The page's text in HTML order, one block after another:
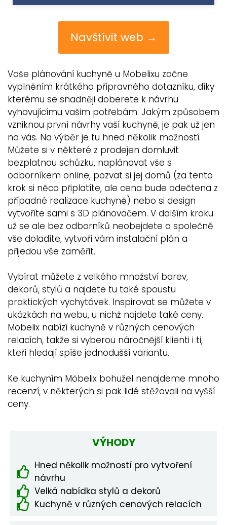
Navštívit web →
Vaše plánování kuchyně u Möbelixu začne
vyplněním krátkého přípravného dotazníku, díky
kterému se snadněji doberete k návrhu
vyhovujícímu vašim potřebám. Jakým způsobem
vzniknou první návrhy vaší kuchyně, je pak už jen
na vás. Na výběr je tu hned několik možností.
Můžete si v některé z prodejen domluvit
bezplatnou schůzku, naplánovat vše s
odborníkem online, pozvat si jej domů (za tento
krok si něco připlatíte, ale cena bude odečtena z
případné realizace kuchyně) nebo si design
vytvoříte sami s 3D plánovačem. V dalším kroku
už se ale bez odborníků neobejdete a společně
vše doladíte, vytvoří vám instalační plán a
přijedou vše zaměřit.
Vybírat můžete z velkého množství barev,
dekorů, stylů a najdete tu také spoustu
praktických vychytávek. Inspirovat se můžete v
ukázkách na webu, u nichž najdete také ceny.
Möbelix nabízí kuchyně v různých cenových
relacích, takže si vyberou náročnější klienti i ti,
kteří hledají spíše jednodušší variantu.
Ke kuchyním Möbelix bohužel nenajdeme mnoho
recenzí, v některých si pak lidé stěžovali na vyšší
ceny.
VÝHODY
Hned několik možností pro vytvoření
návrhu
Velká nabídka stylů a dekorů
Kuchyně v různých cenových relacích